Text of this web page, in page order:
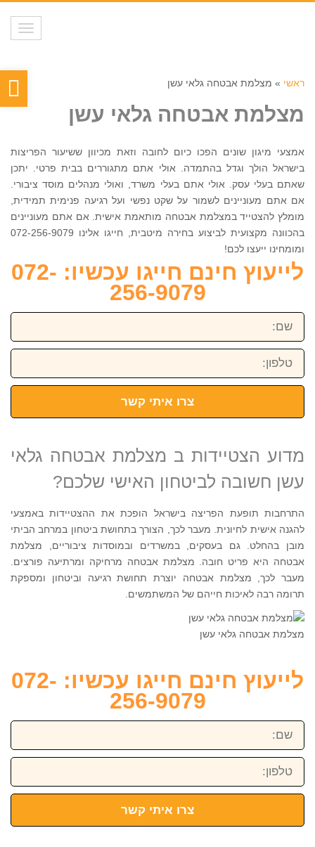
ראשי » מצלמת אבטחה גלאי עשן
מצלמת אבטחה גלאי עשן
אמצעי מיגון שונים הפכו כיום לחובה וזאת מכיוון ששיעור הפריצות
בישראל הולך וגדל בהתמדה. אולי אתם מתגוררים בבית פרטי. יתכן
שאתם בעלי עסק. אולי אתם בעלי משרד, ואולי מנהלים מוסד ציבורי.
אם אתם מעוניינים לשמור על שקט נפשי ועל רגיעה פנימית תמידית,
מומלץ להצטייד במצלמת אבטחה מותאמת אישית. אם אתם מעוניינים
בהכוונה מקצועית לביצוע בחירה מיטבית, חייגו אלינו 072-256-9079
ומומחינו ייעצו לכם!
לייעוץ חינם חייגו עכשיו: 072-
256-9079
שם:
טלפון:
צרו איתי קשר
מדוע הצטיידות ב מצלמת אבטחה גלאי
עשן חשובה לביטחון האישי שלכם?
התרחבות תופעת הפריצה בישראל הופכת את ההצטיידות באמצעי
להגנה אישית לחיונית. מעבר לכך, הצורך בתחושת ביטחון במרחב הביתי
מובן בהחלט. גם בעסקים, במשרדים ובמוסדות ציבוריים, מצלמת
אבטחה היא פריט חובה. מצלמת אבטחה מרחיקה ומרתיעה פורצים.
מעבר לכך, מצלמת אבטחה יוצרת תחושת רגיעה וביטחון ומספקת
תרומה רבה לאיכות חייהם של המשתמשים.
מצלמת אבטחה גלאי עשן
לייעוץ חינם חייגו עכשיו: 072-
256-9079
שם:
טלפון:
צרו איתי קשר